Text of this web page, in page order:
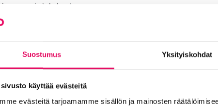
Suostumus Yksityiskohdat
sivusto käyttää evästeitä
evästeitä tarjoamamme sisällön ja mainosten
johdon kanssa
Tour – kiertoajelu keskeisillä yritysalueilla
jatkosta sopiminen